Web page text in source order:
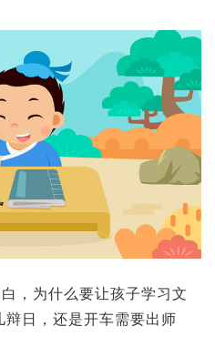
，为什么要让孩子学习文
日，还是开车需要出师